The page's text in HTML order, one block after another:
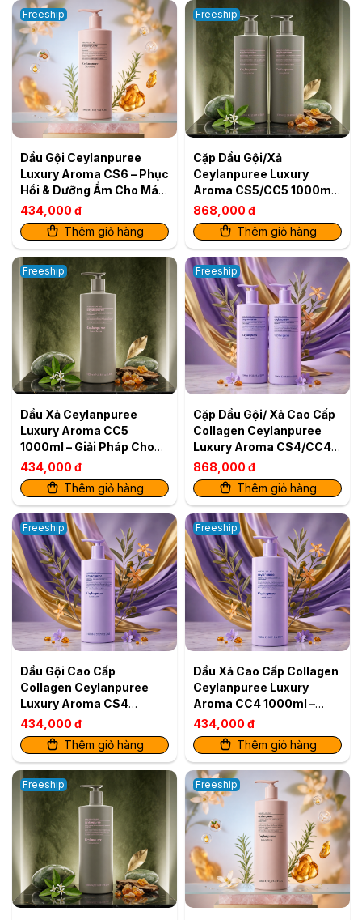
Freeship
Dầu Gội Ceylanpuree
Luxury Aroma CS6 – Phục
Hồi & Dưỡng Ẩm Cho Mái
Tóc Mềm Mượt Chuẩn
Salon
434,000 đ
Thêm giỏ hàng
Freeship
Cặp Dầu Gội/Xả
Ceylanpuree Luxury
Aroma CS5/CC5 1000ml
– Giải Pháp Cho Da Đầu
Gàu Ngứa, Tóc Khô Xơ
868,000 đ
Thêm giỏ hàng
Freeship
Dầu Xả Ceylanpuree
Luxury Aroma CC5
1000ml – Giải Pháp Cho
Da Đầu Gàu Ngứa, Tóc
Khô Xơ
434,000 đ
Thêm giỏ hàng
Freeship
Cặp Dầu Gội/ Xả Cao Cấp
Collagen Ceylanpuree
Luxury Aroma CS4/CC4
1000ml – Kiểm Soát Dầu
868,000 đ
Thêm giỏ hàng
Freeship
Dầu Gội Cao Cấp
Collagen Ceylanpuree
Luxury Aroma CS4
1000ml – Kiểm Soát Dầu
434,000 đ
Thêm giỏ hàng
Freeship
Dầu Xả Cao Cấp Collagen
Ceylanpuree Luxury
Aroma CC4 1000ml –
Kiểm Soát Dầu
434,000 đ
Thêm giỏ hàng
Freeship Freeship